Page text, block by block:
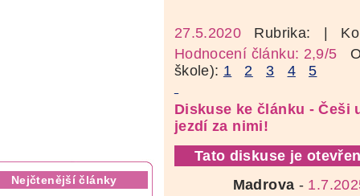
Nejčtenější články
27.5.2020 Rubrika:
|
Hodnocení článku: 2,9/5
škole): 1 2 3 4 5
Diskuse ke článku -
jezdí za nimi!
Tato diskuse je
Madrova -